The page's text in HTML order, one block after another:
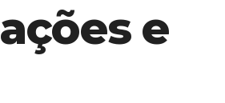
e